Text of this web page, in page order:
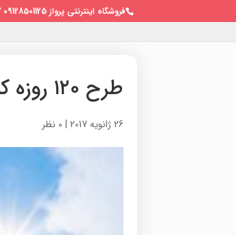
فروشگاه اینترنتی پرواز 09128501125 / 02122691010
طرح ۱۲۰ روزه کنکور
26 ژانویه 2017 | 0 نظر